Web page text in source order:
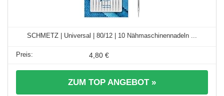
SCHMETZ | Universal | 80/12 | 10 Nähmaschinennadeln ...
4,80 €
ZUM TOP ANGEBOT »